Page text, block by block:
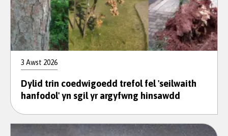
3 Awst 2026
Dylid trin coedwigoedd trefol fel 'seilwaith
hanfodol' yn sgil yr argyfwng hinsawdd